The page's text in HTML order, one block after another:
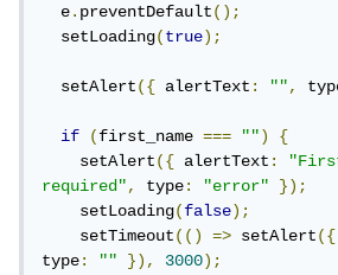
  e
.preventDefault();
  setLoading
(true);
  setAlert
({ alertText: "",
if (first_name === "")
{
    setAlert
({ alertText:
required", type: "error"
});
    setLoading
(false);
    setTimeout
(() => setAlert({
type: "" }), 3000);